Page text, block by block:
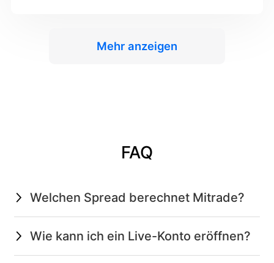
Mehr anzeigen
FAQ
Welchen Spread berechnet Mitrade?
Wie kann ich ein Live-Konto eröffnen?